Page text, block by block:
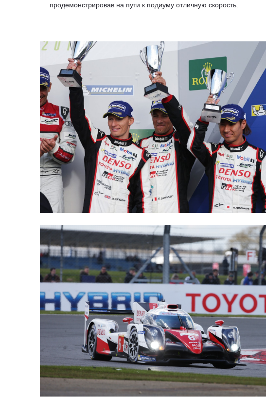
продемонстрировав на пути к подиуму отличную скорость.